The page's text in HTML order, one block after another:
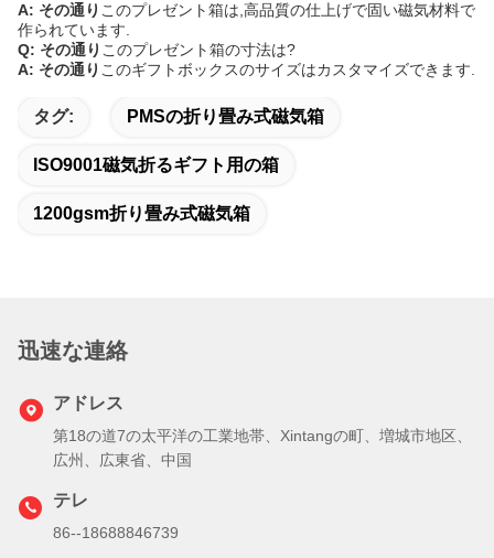
A: その通り このプレゼント箱は,高品質の仕上げで固い磁気材料で
作られています.
Q: その通り このプレゼント箱の寸法は?
A: その通り このギフトボックスのサイズはカスタマイズできます.
タグ: PMSの折り畳み式磁気箱
ISO9001磁気折るギフト用の箱
1200gsm折り畳み式磁気箱
迅速な連絡
アドレス
第18の道7の太平洋の工業地帯、Xintangの町、増城市地区、
広州、広東省、中国
テレ
86--18688846739